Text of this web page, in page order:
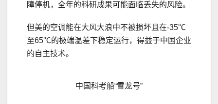
障停机，全年的科研成果可能面临丢失的风险。
但美的空调能在大风大浪中不被损坏且在-35℃
至65℃的极端温差下稳定运行，得益于中国企业
的自主技术。
中国科考船“雪龙号”